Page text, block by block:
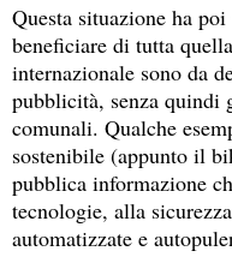
Questa situazione ha
beneficiare di tutta
internazionale sono da
pubblicità, senza quindi
comunali. Qualche
sostenibile (appunto il
pubblica informazione
tecnologie, alla
automatizzate e